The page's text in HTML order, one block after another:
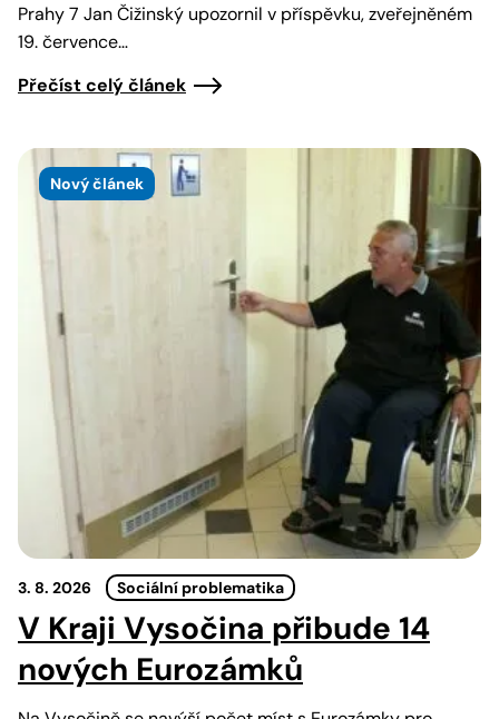
Prahy 7 Jan Čižinský upozornil v příspěvku, zveřejněném
19. července…
Přečíst celý článek
Nový článek
3. 8. 2026 Sociální problematika
V Kraji Vysočina přibude 14
nových Eurozámků